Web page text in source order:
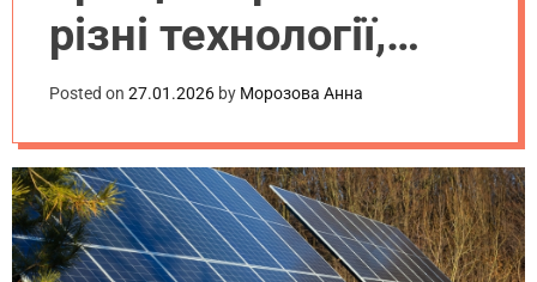
різні технології,
бренди та відгуки
власників
Posted on 27.01.2026 by Морозова Анна